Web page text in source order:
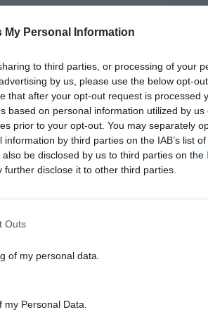
My Personal Information
to third parties, or processing of your
by us, please use the below opt-
that after your opt-out request is processed
based on personal information utilized by us
prior to your opt-out. You may separately
by third parties on the IAB’s list
be disclosed by us to third parties on the
further disclose it to other third parties.
Outs
of my personal data.
Personal Data.